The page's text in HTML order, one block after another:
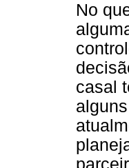
No
casal